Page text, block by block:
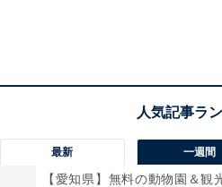
最新 一週間
【愛知県】無料の動物園＆観